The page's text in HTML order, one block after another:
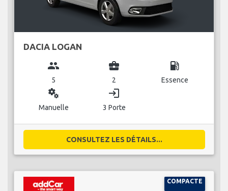
DACIA LOGAN
group
5
business_center
2
local_gas_station
Essence
miscellaneous_services
Manuelle
login
3 Porte
CONSULTEZ LES DÉTAILS...
COMPACTE